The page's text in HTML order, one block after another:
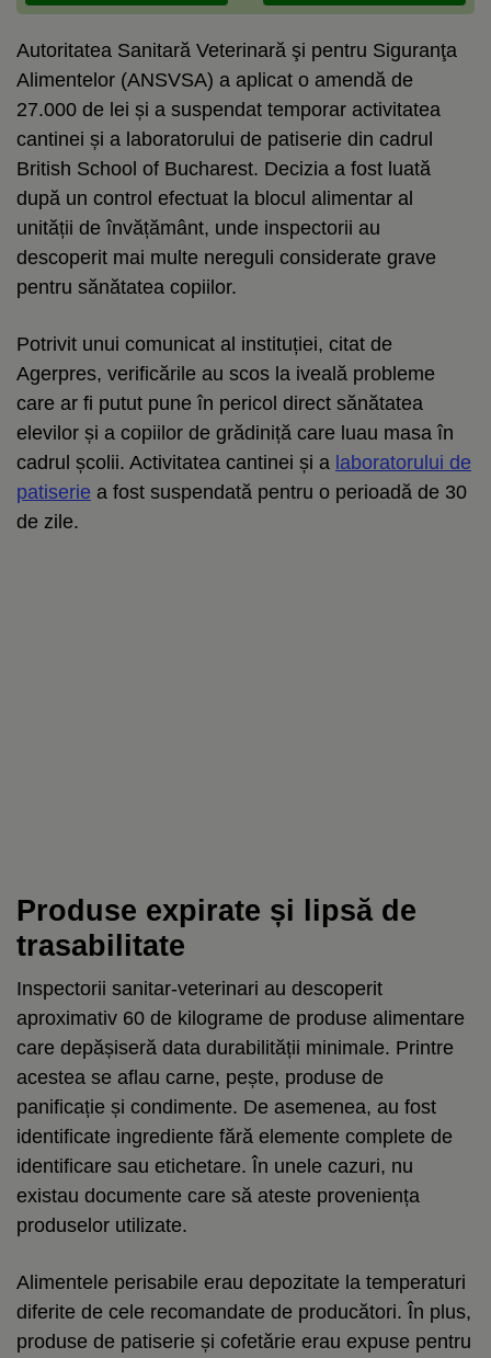
Autoritatea Sanitară Veterinară şi pentru Siguranţa
Alimentelor (ANSVSA) a aplicat o amendă de
27.000 de lei și a suspendat temporar activitatea
cantinei și a laboratorului de patiserie din cadrul
British School of Bucharest. Decizia a fost luată
după un control efectuat la blocul alimentar al
unității de învățământ, unde inspectorii au
descoperit mai multe nereguli considerate grave
pentru sănătatea copiilor.
Potrivit unui comunicat al instituției, citat de
Agerpres, verificările au scos la iveală probleme
care ar fi putut pune în pericol direct sănătatea
elevilor și a copiilor de grădiniță care luau masa în
cadrul școlii. Activitatea cantinei și a laboratorului de
patiserie a fost suspendată pentru o perioadă de 30
de zile.
Produse expirate și lipsă de
trasabilitate
Inspectorii sanitar-veterinari au descoperit
aproximativ 60 de kilograme de produse alimentare
care depășiseră data durabilității minimale. Printre
acestea se aflau carne, pește, produse de
panificație și condimente. De asemenea, au fost
identificate ingrediente fără elemente complete de
identificare sau etichetare. În unele cazuri, nu
existau documente care să ateste proveniența
produselor utilizate.
Alimentele perisabile erau depozitate la temperaturi
diferite de cele recomandate de producători. În plus,
produse de patiserie și cofetărie erau expuse pentru